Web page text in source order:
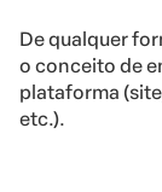
De qualquer
o conceito de
plataforma
etc.).